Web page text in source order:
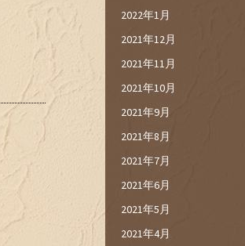
2022年1月
2021年12月
2021年11月
2021年10月
2021年9月
2021年8月
2021年7月
2021年6月
2021年5月
2021年4月